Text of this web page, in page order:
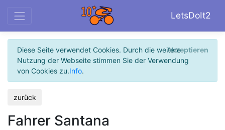
LetsDoIt2
Diese Seite verwendet Cookies. Durch die weitere
Nutzung der Webseite stimmen Sie der Verwendung
von Cookies zu.Info.
Akzeptieren
zurück
Fahrer Santana